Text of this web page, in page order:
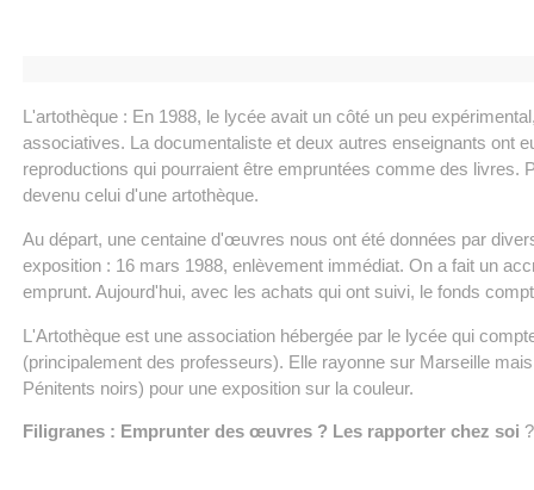
L'artothèque : En 1988, le lycée avait un côté un peu
associatives. La documentaliste et deux autres enseignants ont
reproductions qui pourraient être empruntées comme des livres.
devenu celui d'une artothèque.
Au départ, une centaine d'œuvres nous ont été données par
exposition : 16 mars 1988, enlèvement immédiat. On a fait un
emprunt. Aujourd'hui, avec les achats qui ont suivi, le fonds
L'Artothèque est une association hébergée par le lycée qui
(principalement des professeurs). Elle rayonne sur Marseille
Pénitents noirs) pour une exposition sur la couleur.
Filigranes : Emprunter des œuvres ? Les rapporter chez soi ?